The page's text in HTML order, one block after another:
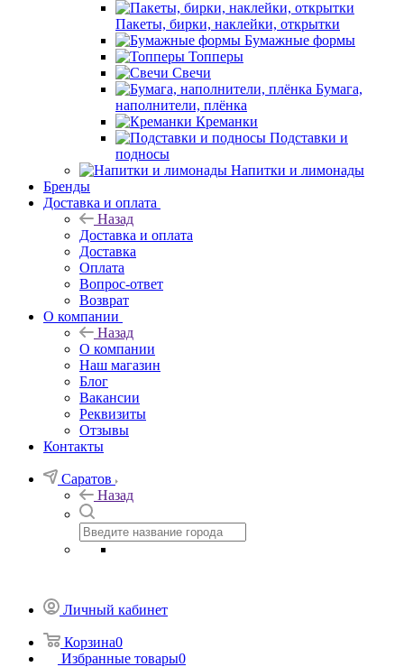
Пакеты, бирки, наклейки, открытки
Бумажные формы
Топперы
Свечи
Бумага,
наполнители, плёнка
Креманки
Подставки и
подносы
Напитки и лимонады
Бренды
Доставка и оплата
Назад
Доставка и оплата
Доставка
Оплата
Вопрос-ответ
Возврат
О компании
Назад
О компании
Наш магазин
Блог
Вакансии
Реквизиты
Отзывы
Контакты
Саратов
Назад
Личный кабинет
Корзина0
Избранные товары0